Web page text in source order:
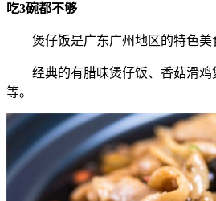
吃3碗都不够
煲仔饭是广东广州地区的特色美
经典的有腊味煲仔饭、香菇滑
等。